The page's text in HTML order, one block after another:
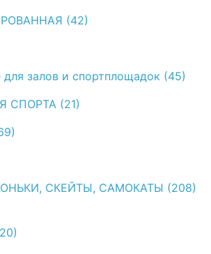
(42)
для залов и спортплощадок (45)
СПОРТА (21)
СКЕЙТЫ, САМОКАТЫ (208)